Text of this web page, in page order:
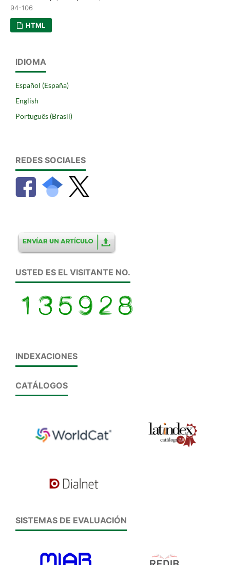
94-106
HTML
IDIOMA
Español (España)
English
Português (Brasil)
REDES SOCIALES
USTED ES EL VISITANTE NO.
INDEXACIONES
CATÁLOGOS
SISTEMAS DE EVALUACIÓN